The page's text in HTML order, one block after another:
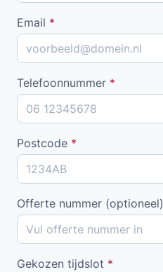
Email *
Telefoonnummer *
Postcode *
Offerte nummer (optioneel)
Gekozen tijdslot *